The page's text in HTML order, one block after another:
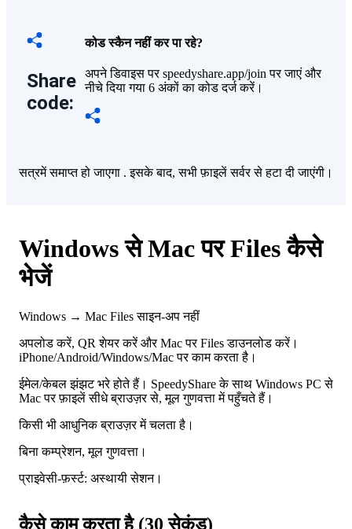
Share
code:
कोड स्कैन नहीं कर पा रहे?
अपने डिवाइस पर speedyshare.app/join पर जाएं और
नीचे दिया गया 6 अंकों का कोड दर्ज करें।
सत्रमें समाप्त हो जाएगा . इसके बाद, सभी फ़ाइलें सर्वर से हटा दी जाएंगी।
Windows से Mac पर Files कैसे
भेजें
Windows → Mac Filesसाइन-अप नहीं
अपलोड करें, QR शेयर करें और Mac पर Files डाउनलोड करें।
iPhone/Android/Windows/Mac पर काम करता है।
ईमेल/केबल झंझट भरे होते हैं। SpeedyShare के साथ Windows PC से
Mac पर फ़ाइलें सीधे ब्राउज़र से, मूल गुणवत्ता में पहुँचते हैं।
किसी भी आधुनिक ब्राउज़र में चलता है।
बिना कम्प्रेशन, मूल गुणवत्ता।
प्राइवेसी-फ़र्स्ट: अस्थायी सेशन।
कैसे काम करता है (30 सेकंड)